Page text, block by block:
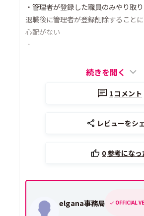
・管理者が登録した職員のみやり取
退職後に管理者が登録削除すること
心配がない
・
続きを開く
1 コメント
レビューをシ
0参考になっ
elgana事務局 OFFICIAL